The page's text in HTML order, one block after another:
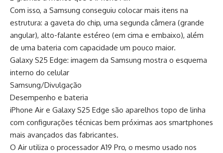
Com isso, a Samsung conseguiu colocar mais itens na
estrutura: a gaveta do chip, uma segunda câmera (grande
angular), alto-falante estéreo (em cima e embaixo), além
de uma bateria com capacidade um pouco maior.
Galaxy S25 Edge: imagem da Samsung mostra o esquema
interno do celular
Samsung/Divulgação
Desempenho e bateria
iPhone Air e Galaxy S25 Edge são aparelhos topo de linha
com configurações técnicas bem próximas aos smartphones
mais avançados das fabricantes.
O Air utiliza o processador A19 Pro, o mesmo usado nos